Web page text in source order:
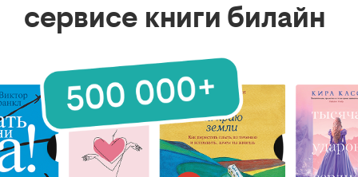
сервисе книги билайн